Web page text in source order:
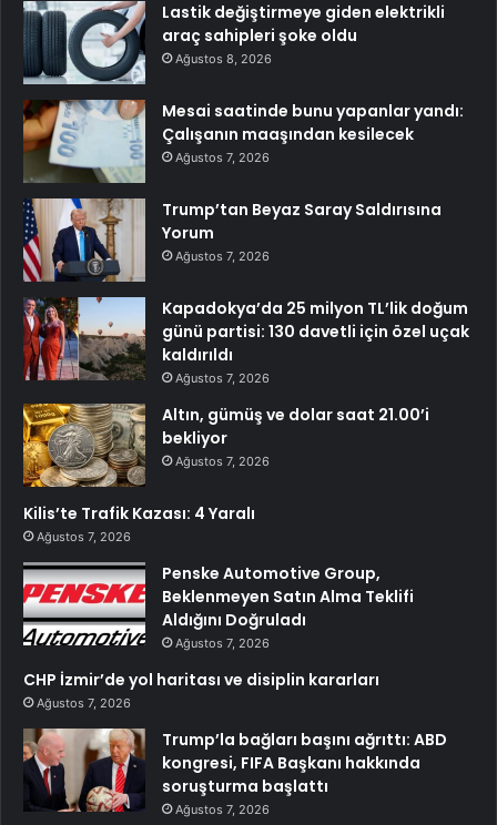
Lastik değiştirmeye giden elektrikli
araç sahipleri şoke oldu
Ağustos 8, 2026
Mesai saatinde bunu yapanlar yandı:
Çalışanın maaşından kesilecek
Ağustos 7, 2026
Trump’tan Beyaz Saray Saldırısına
Yorum
Ağustos 7, 2026
Kapadokya’da 25 milyon TL’lik doğum
günü partisi: 130 davetli için özel uçak
kaldırıldı
Ağustos 7, 2026
Altın, gümüş ve dolar saat 21.00’i
bekliyor
Ağustos 7, 2026
Kilis’te Trafik Kazası: 4 Yaralı
Ağustos 7, 2026
Penske Automotive Group,
Beklenmeyen Satın Alma Teklifi
Aldığını Doğruladı
Ağustos 7, 2026
CHP İzmir’de yol haritası ve disiplin kararları
Ağustos 7, 2026
Trump’la bağları başını ağrıttı: ABD
kongresi, FIFA Başkanı hakkında
soruşturma başlattı
Ağustos 7, 2026